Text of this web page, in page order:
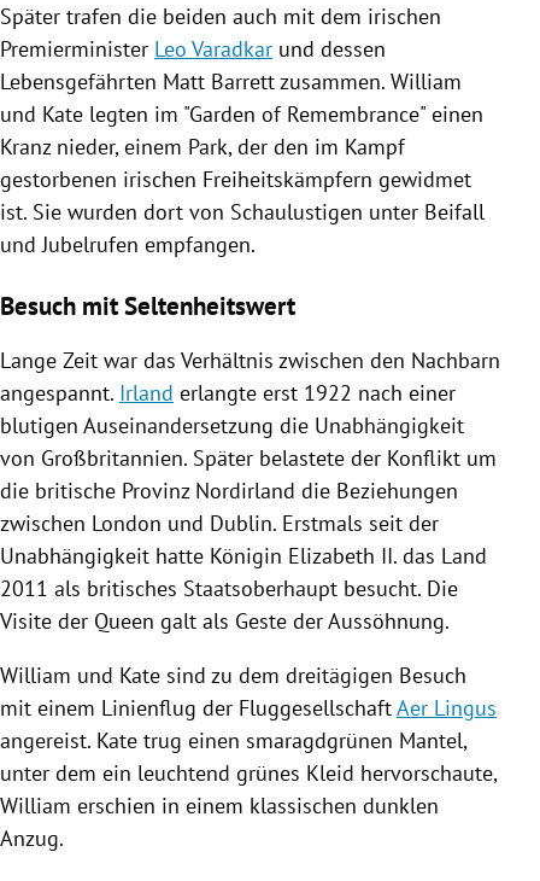
Später trafen die beiden auch mit dem irischen
Premierminister Leo Varadkar und dessen
Lebensgefährten Matt Barrettzusammen. William
und Kate legten im "Garden of Remembrance" einen
Kranz nieder, einem Park, der den im Kampf
gestorbenen irischen Freiheitskämpfern gewidmet
ist. Sie wurden dort von Schaulustigen unter Beifall
und Jubelrufen empfangen.
Besuch mit Seltenheitswert
Lange Zeit war das Verhältnis zwischen den Nachbarn
angespannt. Irland erlangte erst 1922 nach einer
blutigen Auseinandersetzung die Unabhängigkeit
von Großbritannien. Später belastete der Konflikt um
die britische Provinz Nordirland die Beziehungen
zwischen London und Dublin. Erstmals seit der
Unabhängigkeit hatte Königin Elizabeth II. das Land
2011 als britisches Staatsoberhaupt besucht. Die
Visite der Queen galt als Geste der Aussöhnung.
William und Kate sind zu dem dreitägigen Besuch
mit einem Linienflug der FluggesellschaftAer Lingus
angereist. Kate trug einen smaragdgrünen Mantel,
unter dem ein leuchtend grünes Kleid hervorschaute,
William erschien in einem klassischen dunklen
Anzug.